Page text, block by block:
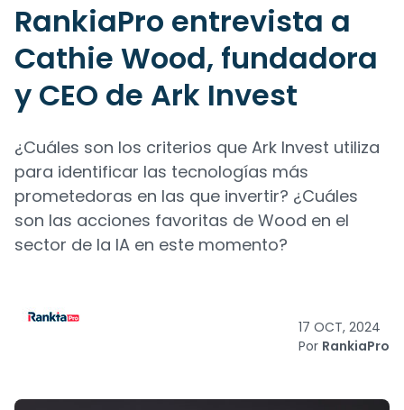
RankiaPro entrevista a
Cathie Wood, fundadora
y CEO de Ark Invest
¿Cuáles son los criterios que Ark Invest utiliza
para identificar las tecnologías más
prometedoras en las que invertir? ¿Cuáles
son las acciones favoritas de Wood en el
sector de la IA en este momento?
17 OCT, 2024
Por RankiaPro